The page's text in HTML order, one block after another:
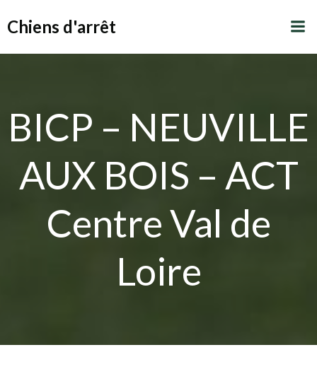
Chiens d'arrêt
BICP – NEUVILLE
AUX BOIS – ACT
Centre Val de
Loire